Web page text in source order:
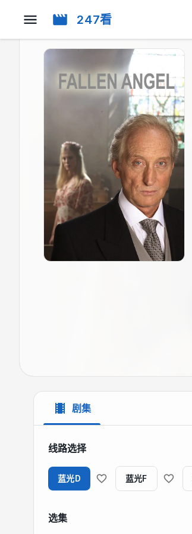
247看
剧集
线路选择
蓝光D 蓝光F
选集